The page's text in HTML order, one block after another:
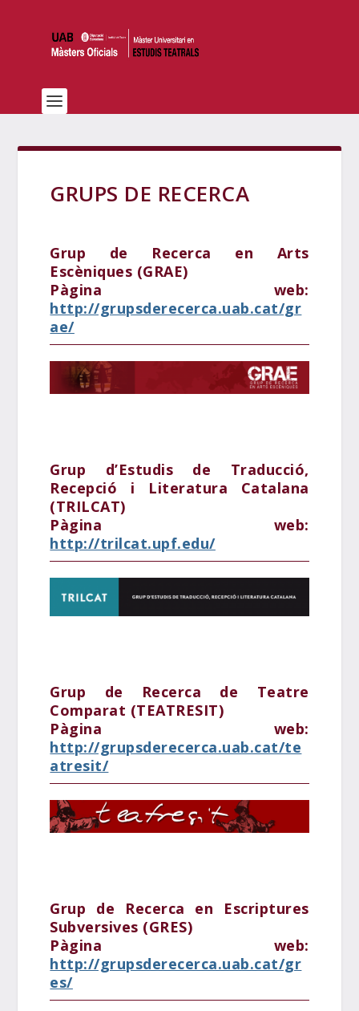
GRUPS DE RECERCA
Grup de Recerca en Arts
Escèniques (GRAE)
Pàgina web:
http://grupsderecerca.uab.cat/gr
ae/
Grup d’Estudis de Traducció,
Recepció i Literatura Catalana
(TRILCAT)
Pàgina web:
http://trilcat.upf.edu/
Grup de Recerca de Teatre
Comparat (TEATRESIT)
Pàgina web:
http://grupsderecerca.uab.cat/te
atresit/
Grup de Recerca en Escriptures
Subversives (GRES)
Pàgina web:
http://grupsderecerca.uab.cat/gr
es/